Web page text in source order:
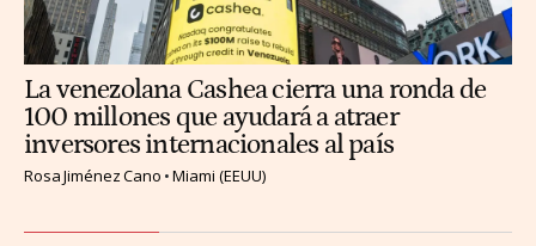
La venezolana Cashea cierra una ronda de
100 millones que ayudará a atraer
inversores internacionales al país
Rosa Jiménez Cano Miami (EEUU)